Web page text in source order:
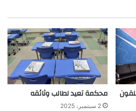
محكمة تعيد لطالب وثائقه
2 سبتمبر، 2025